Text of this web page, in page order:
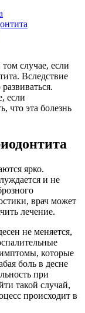
случае, если
Вследствие
если
что эта болезнь
ярко.
и не
врач может
лечение.
не меняется,
которые
боль в десне
при
такой случай,
происходит в